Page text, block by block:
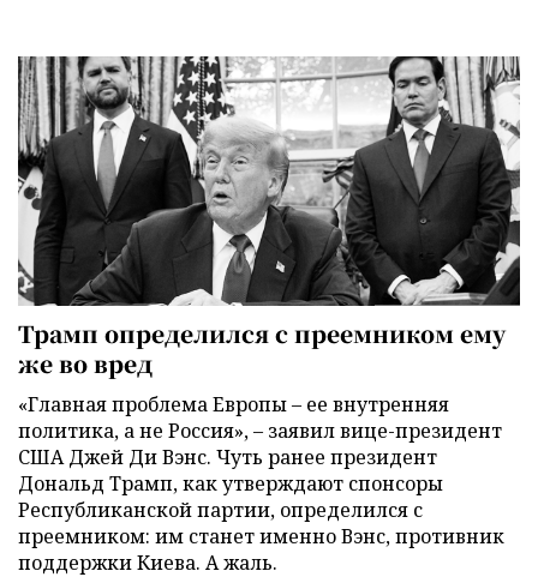
Трамп определился с преемником ему
же во вред
«Главная проблема Европы – ее внутренняя
политика, а не Россия», – заявил вице-президент
США Джей Ди Вэнс. Чуть ранее президент
Дональд Трамп, как утверждают спонсоры
Республиканской партии, определился с
преемником: им станет именно Вэнс, противник
поддержки Киева. А жаль.